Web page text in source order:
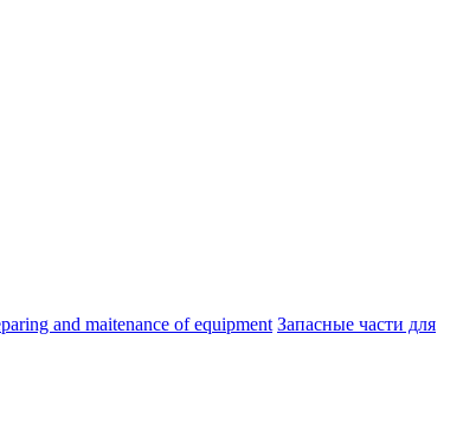
and maitenance of equipment Запасные части для